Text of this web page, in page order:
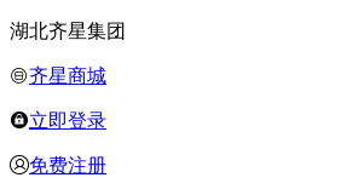
湖北齐星集团
齐星商城
立即登录
免费注册